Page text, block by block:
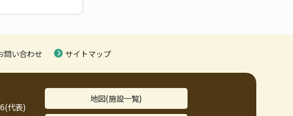
問い合わせ サイトマップ
代表)
地図(施設一覧)